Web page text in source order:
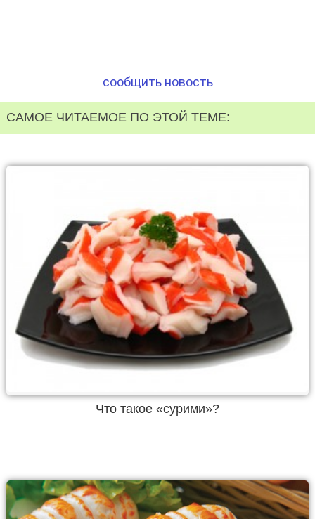
сообщить новость
САМОЕ ЧИТАЕМОЕ ПО ЭТОЙ ТЕМЕ:
Что такое «сурими»?